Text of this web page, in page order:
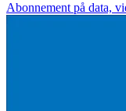
Abonnement på data,